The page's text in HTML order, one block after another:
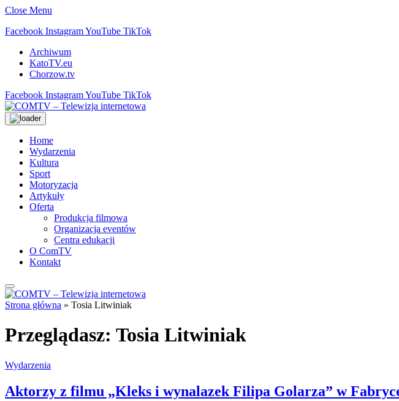
Close Menu
Facebook InstagramYouTube TikTok
Archiwum
KatoTV.eu
Chorzow.tv
Facebook InstagramYouTube TikTok
Home
Wydarzenia
Kultura
Sport
Motoryzacja
Artykuły
Oferta
Produkcja filmowa
Organizacja eventów
Centra edukacji
O ComTV
Kontakt
Strona główna » Tosia Litwiniak
Przeglądasz: Tosia Litwiniak
Wydarzenia
Aktorzy z filmu „Kleks i wynalazek Filipa Golarza” w